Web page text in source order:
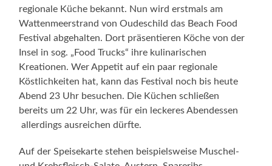
regionale Küche bekannt. Nun wird erstmals am
Wattenmeerstrand von Oudeschild das Beach Food
Festival abgehalten. Dort präsentieren Köche von der
Insel in sog. „Food Trucks“ ihre kulinarischen
Kreationen. Wer Appetit auf ein paar regionale
Köstlichkeiten hat, kann das Festival noch bis heute
Abend 23 Uhr besuchen. Die Küchen schließen
bereits um 22 Uhr, was für ein leckeres Abendessen
allerdings ausreichen dürfte.
Auf der Speisekarte stehen beispielsweise Muschel-